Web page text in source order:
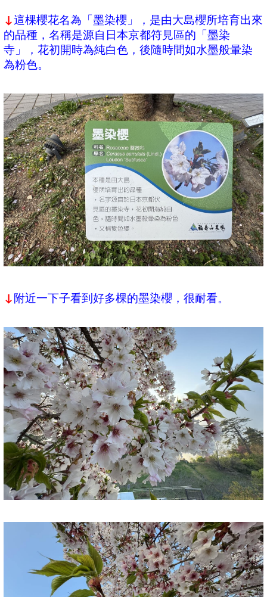
↓這棵櫻花名為「墨染櫻」，是由大島櫻所培育出來
的品種，名稱是源自日本京都符見區的「墨染
寺」，花初開時為純白色，後隨時間如水墨般暈染
為粉色。
↓ 附近一下子看到好多棵的墨染櫻，很耐看。